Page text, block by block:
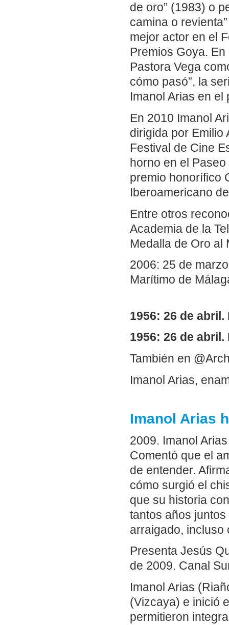
de oro” (1983) o
camina o
mejor actor en el
Premios Goya.
Pastora Vega
cómo pasó”, la
Imanol Arias en
En 2010 Imanol
dirigida por Emilio
Festival de Cine
horno en el
premio honorífico
Iberoamericano
Entre otros
Academia de la
Medalla de Oro al
2006: 25 de
Marítimo de
1956: 26 de
1956: 26 de
También en
Imanol Arias,
Imanol Arias
2009. Imanol
Comentó que el
de entender.
cómo surgió el
que su historia
tantos años
arraigado, incluso
Presenta Jesús
de 2009. Canal
Imanol Arias
(Vizcaya) e inició
permitieron